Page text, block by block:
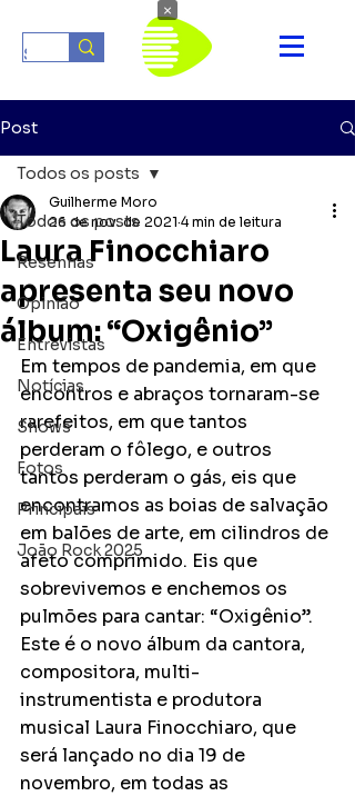
Post
Todos os posts
Resenhas
Opinião
Entrevistas
Notícias
Shows
Fotos
Principais
João Rock 2025
Todos os posts
Laura Finocchiaro
apresenta seu novo
álbum: “Oxigênio”
Guilherme Moro
26 de nov. de 2021 4 min de leitura
Em tempos de pandemia, em que
encontros e abraços tornaram-se
rarefeitos, em que tantos
perderam o fôlego, e outros
tantos perderam o gás, eis que
encontramos as boias de salvação
em balões de arte, em cilindros de
afeto comprimido. Eis que
sobrevivemos e enchemos os
pulmões para cantar: “Oxigênio”.
Este é o novo álbum da cantora,
compositora, multi-
instrumentista e produtora
musical Laura Finocchiaro, que
será lançado no dia 19 de
novembro, em todas as
×